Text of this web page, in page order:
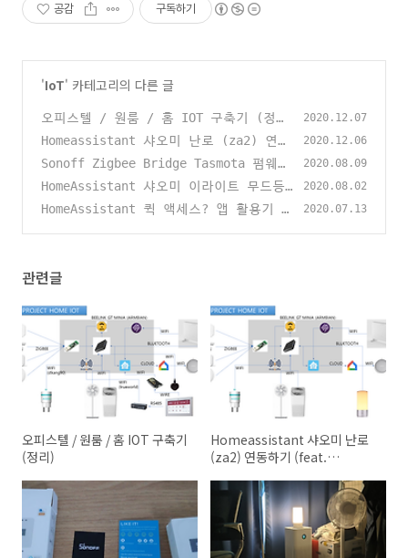
공감 구독하기
'IoT' 카테고리의 다른 글
오피스텔 / 원룸 / 홈 IOT 구축기 (정
리)
(1)
2020.12.07
Homeassistant 샤오미 난로 (za2) 연동
하기 (feat. Homebridge)
(0)
2020.12.06
Sonoff Zigbee Bridge Tasmota 펌웨어
올리기
(0)
2020.08.09
HomeAssistant 샤오미 이라이트 무드등
BLE 연동하기
(0)
2020.08.02
HomeAssistant 퀵 액세스? 앱 활용기 2020.07.13
관련글
오피스텔 / 원룸 / 홈 IOT 구축기
(정리)
Homeassistant 샤오미 난로
(za2) 연동하기 (feat.